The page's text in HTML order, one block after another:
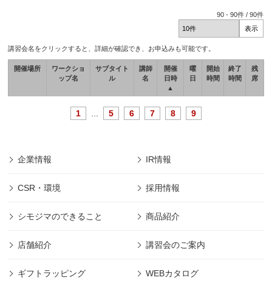
90 -90件 /90件
講習会名をクリックすると、詳細が確認でき、お申込みも可能です。
開催場所
ワークショ
ップ名
サブタイト
ル
講師
名
開催
日時
▲
曜
日
開始
時間
終了
時間
残
席
1 5 6 7 8 9
企業情報 IR情報
CSR・環境 採用情報
シモジマのできること 商品紹介
店舗紹介 講習会のご案内
ギフトラッピング WEBカタログ